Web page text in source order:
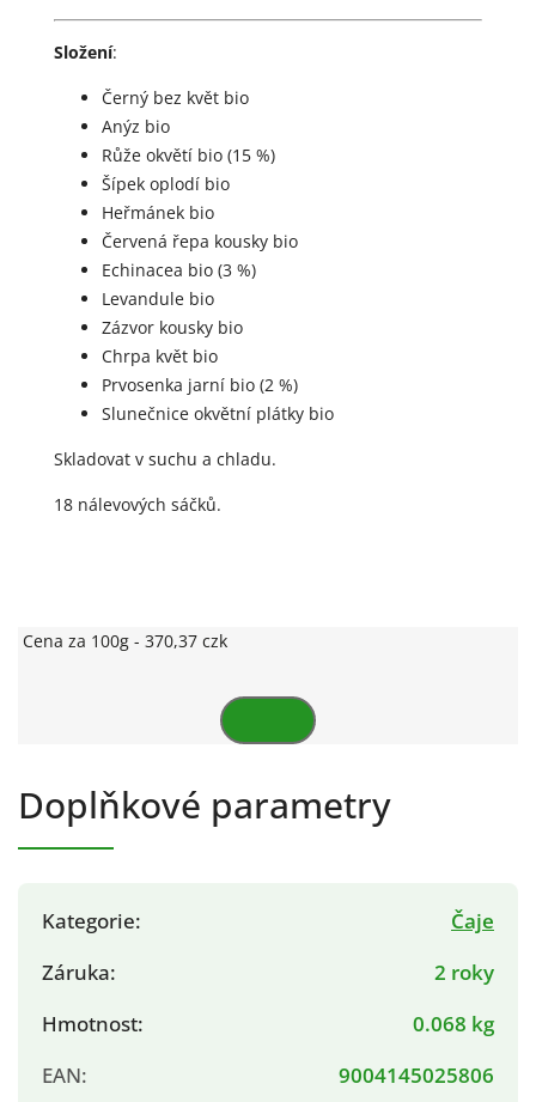
Složení:
Černý bez květ bio
Anýz bio
Růže okvětí bio (15 %)
Šípek oplodí bio
Heřmánek bio
Červená řepa kousky bio
Echinacea bio (3 %)
Levandule bio
Zázvor kousky bio
Chrpa květ bio
Prvosenka jarní bio (2 %)
Slunečnice okvětní plátky bio
Skladovat v suchu a chladu.
18 nálevových sáčků.
Cena za 100g - 370,37 czk
Doplňkové parametry
Kategorie:
Čaje
Záruka:
2 roky
Hmotnost:
0.068 kg
EAN: 9004145025806